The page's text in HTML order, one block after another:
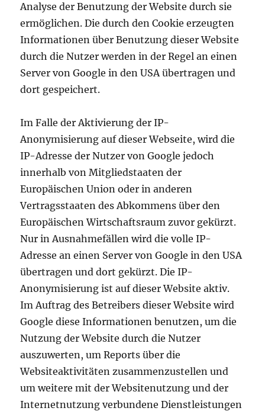
Analyse der Benutzung der Website durch sie
ermöglichen. Die durch den Cookie erzeugten
Informationen über Benutzung dieser Website
durch die Nutzer werden in der Regel an einen
Server von Google in den USA übertragen und
dort gespeichert.
Im Falle der Aktivierung der IP-
Anonymisierung auf dieser Webseite, wird die
IP-Adresse der Nutzer von Google jedoch
innerhalb von Mitgliedstaaten der
Europäischen Union oder in anderen
Vertragsstaaten des Abkommens über den
Europäischen Wirtschaftsraum zuvor gekürzt.
Nur in Ausnahmefällen wird die volle IP-
Adresse an einen Server von Google in den USA
übertragen und dort gekürzt. Die IP-
Anonymisierung ist auf dieser Website aktiv.
Im Auftrag des Betreibers dieser Website wird
Google diese Informationen benutzen, um die
Nutzung der Website durch die Nutzer
auszuwerten, um Reports über die
Websiteaktivitäten zusammenzustellen und
um weitere mit der Websitenutzung und der
Internetnutzung verbundene Dienstleistungen